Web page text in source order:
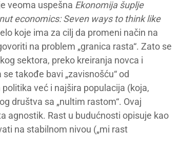
veoma uspešna Ekonomija šuplje
economics: Seven ways to think like
koje ima za cilj da promeni način na
na problem „granica rasta“. Zato se
sektora, preko kreiranja novca i
takođe bavi „zavisnošću“ od
već i najšira populacija (koja,
društva sa „nultim rastom“. Ovaj
agnostik. Rast u budućnosti opisuje kao
na stabilnom nivou („mi rast